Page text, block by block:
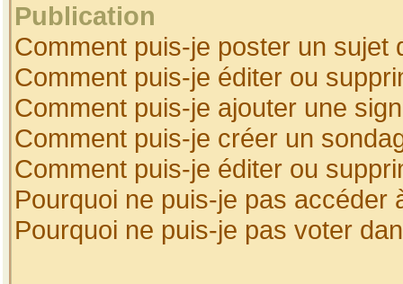
Publication
Comment puis-je poster un sujet
Comment puis-je éditer ou
Comment puis-je ajouter une
Comment puis-je créer un
Comment puis-je éditer ou
Pourquoi ne puis-je pas accéder
Pourquoi ne puis-je pas voter